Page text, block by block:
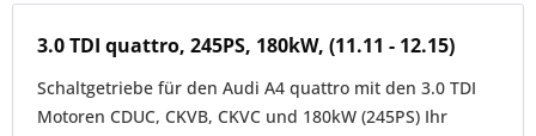
3.0 TDI quattro, 245PS, 180kW, (11.11 - 12.15)
Schaltgetriebe für den Audi A4 quattro mit den 3.0 TDI
Motoren CDUC, CKVB, CKVC und 180kW (245PS) Ihr